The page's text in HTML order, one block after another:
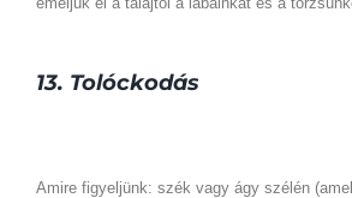
13. Tolóckodás
Amire figyeljünk: szék vagy ágy szélén